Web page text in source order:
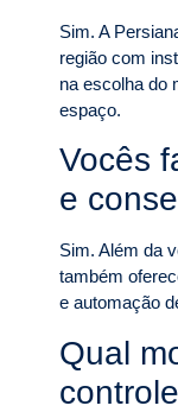
Sim. A
região com
na escolha do
espaço.
Vocês
e
Sim. Além da
também
e automação
Qual